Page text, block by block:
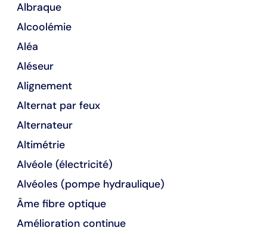
Albraque
Alcoolémie
Aléa
Aléseur
Alignement
Alternat par feux
Alternateur
Altimétrie
Alvéole (électricité)
Alvéoles (pompe hydraulique)
Âme fibre optique
Amélioration continue